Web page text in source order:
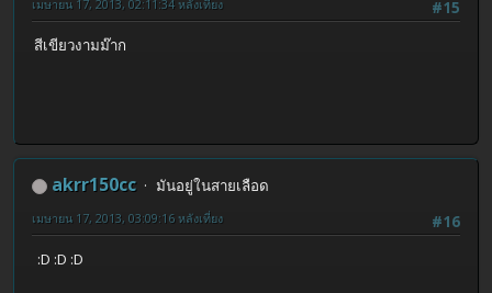
#15
เมษายน 17, 2013, 02:11:34 หลังเที่ยง
สีเขียวงามม๊าก
akrr150cc
มันอยู่ในสายเลือด
#16
เมษายน 17, 2013, 03:09:16 หลังเที่ยง
:D :D :D